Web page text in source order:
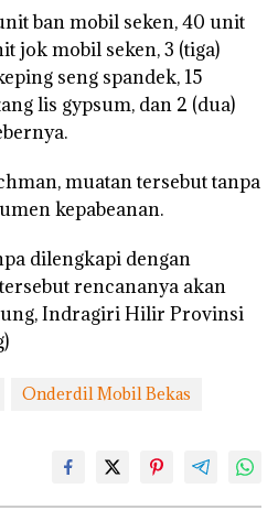
ban mobil seken, 40 unit
jok mobil seken, 3 (tiga)
seng spandek, 15
lis gypsum, dan 2 (dua)
muatan tersebut tanpa
kepabeanan.
dilengkapi dengan
rencananya akan
Indragiri Hilir Provinsi
Onderdil Mobil Bekas